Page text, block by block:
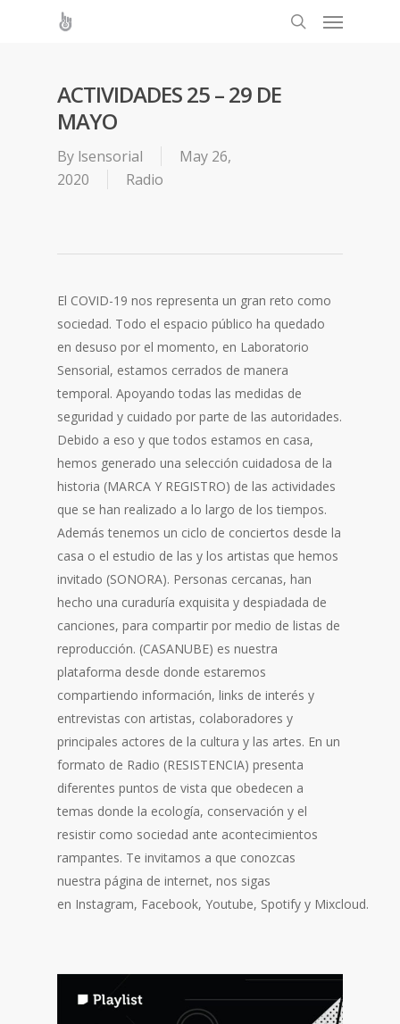
ACTIVIDADES 25 – 29 DE
MAYO
By lsensorial
May 26,
2020
Radio
El COVID-19 nos representa un gran reto como
sociedad. Todo el espacio público ha quedado
en desuso por el momento, en Laboratorio
Sensorial, estamos cerrados de manera
temporal. Apoyando todas las medidas de
seguridad y cuidado por parte de las autoridades.
Debido a eso y que todos estamos en casa,
hemos generado una selección cuidadosa de la
historia (MARCA Y REGISTRO) de las actividades
que se han realizado a lo largo de los tiempos.
Además tenemos un ciclo de conciertos desde la
casa o el estudio de las y los artistas que hemos
invitado (SONORA). Personas cercanas, han
hecho una curaduría exquisita y despiadada de
canciones, para compartir por medio de listas de
reproducción. (CASANUBE) es nuestra
plataforma desde donde estaremos
compartiendo información, links de interés y
entrevistas con artistas, colaboradores y
principales actores de la cultura y las artes. En un
formato de Radio (RESISTENCIA) presenta
diferentes puntos de vista que obedecen a
temas donde la ecología, conservación y el
resistir como sociedad ante acontecimientos
rampantes. Te invitamos a que conozcas
nuestra página de internet, nos sigas
en Instagram, Facebook, Youtube, Spotify y Mixcloud.